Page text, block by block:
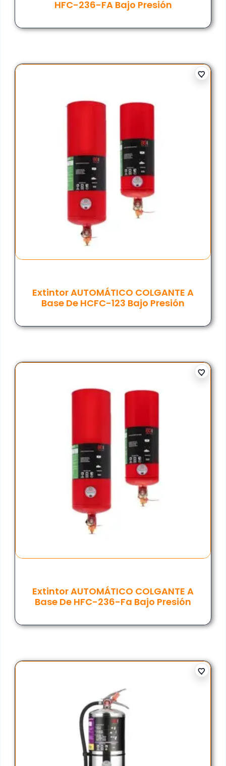
HFC-236-FA Bajo Presión
Extintor AUTOMÁTICO COLGANTE A
Base De HCFC-123 Bajo Presión
Extintor AUTOMÁTICO COLGANTE A
Base De HFC-236-Fa Bajo Presión